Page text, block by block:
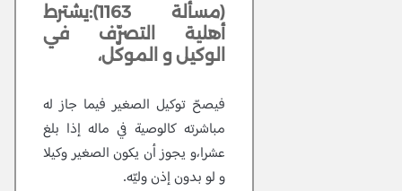
(مسألة 1163):يشترط
أهلية التصرّف في
الوكيل و الموكّل،
فيصحّ توكيل الصغير فيما جاز له
مباشرته كالوصية في ماله إذا بلغ
عشرا،و يجوز أن يكون الصغير وكيلا
و لو بدون إذن وليّه.